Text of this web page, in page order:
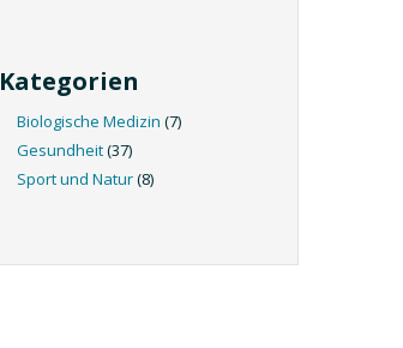
Kategorien
Biologische Medizin (7)
Gesundheit(37)
Sport und Natur(8)